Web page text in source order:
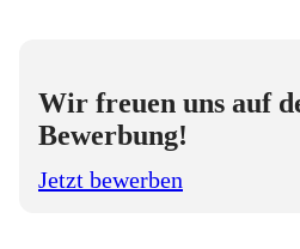
Wir freuen uns auf
Bewerbung!
Jetzt bewerben